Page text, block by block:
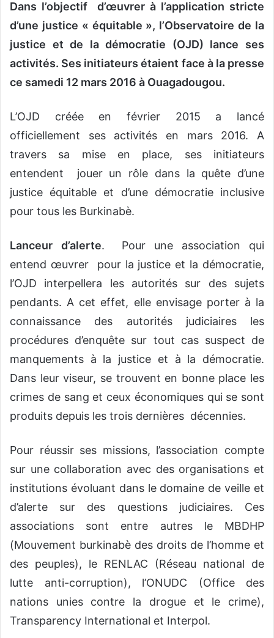
Dans l’objectif d’œuvrer à l’application stricte
d’une justice « équitable », l’Observatoire de la
justice et de la démocratie (OJD) lance ses
activités. Ses initiateurs étaient face à la presse
ce samedi 12 mars 2016 à Ouagadougou.
L’OJD créée en février 2015 a lancé
officiellement ses activités en mars 2016. A
travers sa mise en place, ses initiateurs
entendent jouer un rôle dans la quête d’une
justice équitable et d’une démocratie inclusive
pour tous les Burkinabè.
Lanceur d’alerte. Pour une association qui
entend œuvrer pour la justice et la démocratie,
l’OJD interpellera les autorités sur des sujets
pendants. A cet effet, elle envisage porter à la
connaissance des autorités judiciaires les
procédures d’enquête sur tout cas suspect de
manquements à la justice et à la démocratie.
Dans leur viseur, se trouvent en bonne place les
crimes de sang et ceux économiques qui se sont
produits depuis les trois dernières décennies.
Pour réussir ses missions, l’association compte
sur une collaboration avec des organisations et
institutions évoluant dans le domaine de veille et
d’alerte sur des questions judiciaires. Ces
associations sont entre autres le MBDHP
(Mouvement burkinabè des droits de l’homme et
des peuples), le RENLAC (Réseau national de
lutte anti-corruption), l’ONUDC (Office des
nations unies contre la drogue et le crime),
Transparency International et Interpol.